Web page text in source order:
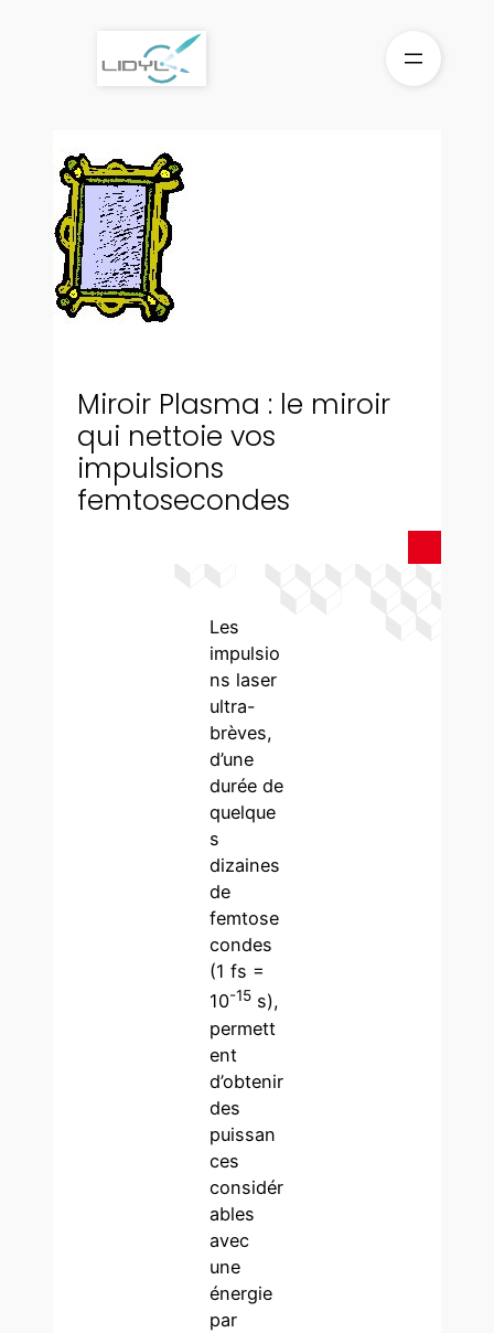
Miroir Plasma : le miroir
qui nettoie vos
impulsions
femtosecondes
Les
impulsio
ns laser
ultra-
brèves,
d’une
durée de
quelque
s
dizaines
de
femtose
condes
(1 fs =
10-15 s),
permett
ent
d’obtenir
des
puissan
ces
considér
ables
avec
une
énergie
par